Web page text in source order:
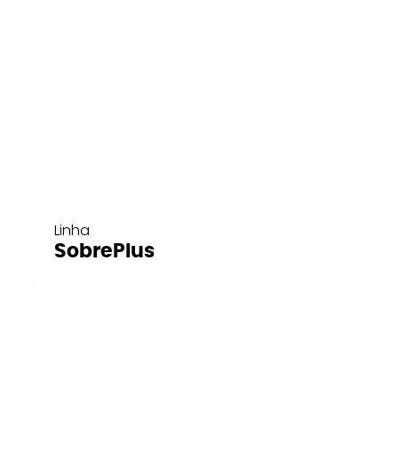
Linha
SobrePlus